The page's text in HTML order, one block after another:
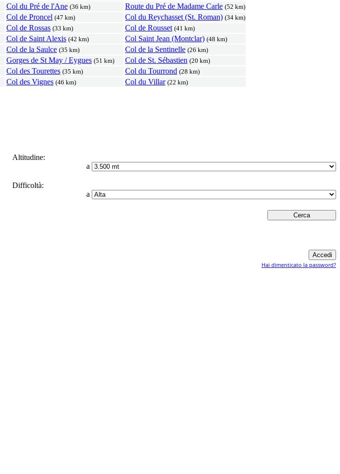
Col du Pré de l'Ane (36 km) Route du Pré de Madame Carle (52 km)
Col de Proncel (47 km) Col du Reychasset (St. Roman) (34 km)
Col de Rossas (33 km) Col de Rousset (41 km)
Col de Saint Alexis (42 km) Col Saint Jean (Montclar) (48 km)
Col de la Saulce (35 km) Col de la Sentinelle (26 km)
Gorges de St May / Eygues (51 km) Col de St. Sébastien (20 km)
Col des Tourettes (35 km) Col du Tourrond (28 km)
Col des Vignes (46 km) Col du Villar (22 km)
Altitudine:
a
Difficoltà:
a
Hai dimenticato la password?